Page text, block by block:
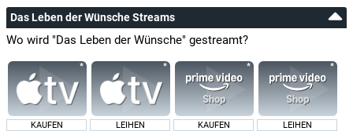
Das Leben der Wünsche Streams
Wo wird "Das Leben der Wünsche" gestreamt?
KAUFEN LEIHEN KAUFEN LEIHEN